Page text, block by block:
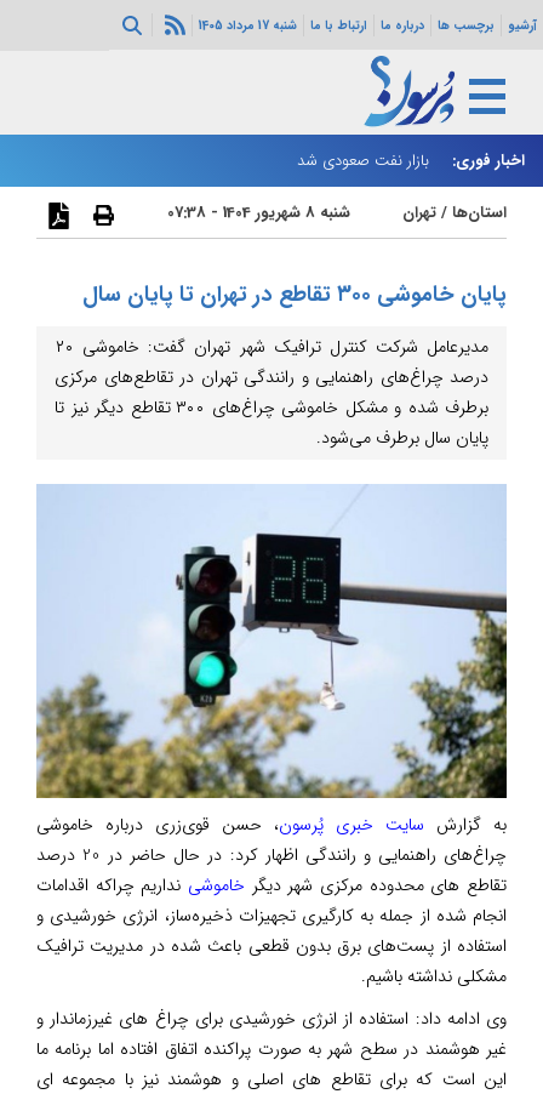
آرشیو برچسب ها درباره ما ارتباط با ما شنبه 17 مرداد 1405
اخبار فوری: بازار نفت صعودی شد
استان‌ها /تهران شنبه 8 شهریور 1404 - 07:38
پایان خاموشی‌ ۳۰۰ تقاطع در تهران تا پایان سال
مدیرعامل شرکت کنترل ترافیک شهر تهران گفت: خاموشی ۲۰
درصد چراغ‌های راهنمایی و رانندگی تهران در تقاطع‌های مرکزی
برطرف شده و مشکل خاموشی چراغ‌های ۳۰۰ تقاطع دیگر نیز تا
پایان سال برطرف می‌شود.
به گزارش سایت خبری پُرسون، حسن قوی‌زری درباره خاموشی
چراغ‌های راهنمایی و رانندگی اظهار کرد: در حال حاضر در 20 درصد
تقاطع های محدوده مرکزی شهر دیگر خاموشی نداریم چراکه اقدامات
انجام شده از جمله به کارگیری تجهیزات ذخیره‌ساز، انرژی خورشیدی و
استفاده از پست‌های برق بدون قطعی باعث شده در مدیریت ترافیک
مشکلی نداشته باشیم.
وی ادامه داد: استفاده از انرژی خورشیدی برای چراغ های غیرزماندار و
غیر هوشمند در سطح شهر به صورت پراکنده اتفاق افتاده اما برنامه‌ ما
این است که برای تقاطع های اصلی و هوشمند نیز با مجموعه ای